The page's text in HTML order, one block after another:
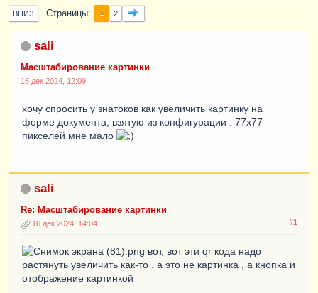
ВНИЗ Страницы 1 2
sali
Масштабирование картинки
16 дек 2024, 12:09
хочу спросить у знатоков как увеличить картинку на
форме документа, взятую из конфигурации . 77х77
пикселей мне мало
sali
Re: Масштабирование картинки
#1
16 дек 2024, 14:04
вот, вот эти qr кода надо
растянуть увеличить как-то . а это не картинка , а кнопка и
отображение картинкой